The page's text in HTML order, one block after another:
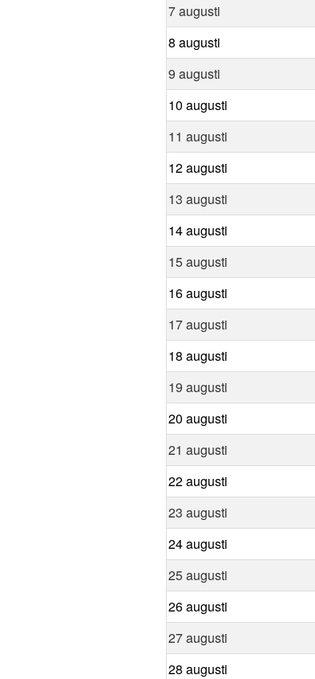
7 augusti
8 augusti
9 augusti
10 augusti
11 augusti
12 augusti
13 augusti
14 augusti
15 augusti
16 augusti
17 augusti
18 augusti
19 augusti
20 augusti
21 augusti
22 augusti
23 augusti
24 augusti
25 augusti
26 augusti
27 augusti
28 augusti